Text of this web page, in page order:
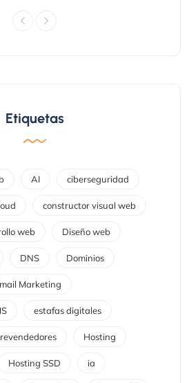
Etiquetas
AI ciberseguridad
constructor visual web
web Diseño web
DNS Dominios
Marketing
estafas digitales
Hosting
Hosting SSD ia